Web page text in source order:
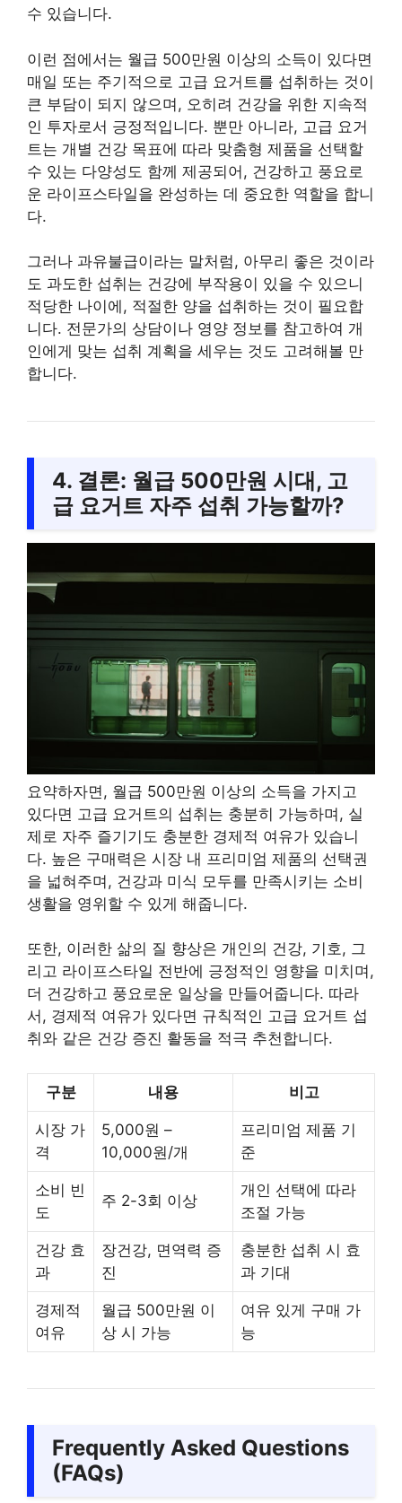
수 있습니다.
이런 점에서는 월급 500만원 이상의 소득이 있다면
매일 또는 주기적으로 고급 요거트를 섭취하는 것이
큰 부담이 되지 않으며, 오히려 건강을 위한 지속적
인 투자로서 긍정적입니다. 뿐만 아니라, 고급 요거
트는 개별 건강 목표에 따라 맞춤형 제품을 선택할
수 있는 다양성도 함께 제공되어, 건강하고 풍요로
운 라이프스타일을 완성하는 데 중요한 역할을 합니
다.
그러나 과유불급이라는 말처럼, 아무리 좋은 것이라
도 과도한 섭취는 건강에 부작용이 있을 수 있으니
적당한 나이에, 적절한 양을 섭취하는 것이 필요합
니다. 전문가의 상담이나 영양 정보를 참고하여 개
인에게 맞는 섭취 계획을 세우는 것도 고려해볼 만
합니다.
4. 결론: 월급 500만원 시대, 고
급 요거트 자주 섭취 가능할까?
요약하자면, 월급 500만원 이상의 소득을 가지고
있다면 고급 요거트의 섭취는 충분히 가능하며, 실
제로 자주 즐기기도 충분한 경제적 여유가 있습니
다. 높은 구매력은 시장 내 프리미엄 제품의 선택권
을 넓혀주며, 건강과 미식 모두를 만족시키는 소비
생활을 영위할 수 있게 해줍니다.
또한, 이러한 삶의 질 향상은 개인의 건강, 기호, 그
리고 라이프스타일 전반에 긍정적인 영향을 미치며,
더 건강하고 풍요로운 일상을 만들어줍니다. 따라
서, 경제적 여유가 있다면 규칙적인 고급 요거트 섭
취와 같은 건강 증진 활동을 적극 추천합니다.
구분 내용 비고
시장 가
격
5,000원 –
10,000원/개
프리미엄 제품 기
준
소비 빈
도
주 2-3회 이상
개인 선택에 따라
조절 가능
건강 효
과
장건강, 면역력 증
진
충분한 섭취 시 효
과 기대
경제적
여유
월급 500만원 이
상 시 가능
여유 있게 구매 가
능
Frequently Asked Questions
(FAQs)